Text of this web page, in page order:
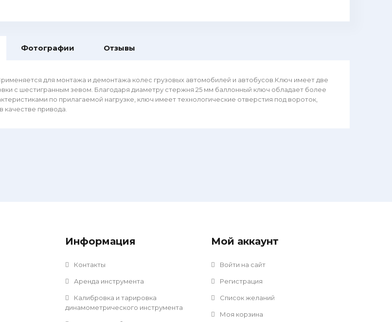
Фотографии Отзывы
для монтажа и демонтажа колес грузовых автомобилей и автобусов.Ключ имеет две
с шестигранным зевом. Благодаря диаметру стержня 25 мм баллонный ключ обладает более
по прилагаемой нагрузке, ключ имеет технологические отверстия под вороток,
качестве привода.
Информация
Контакты
Аренда инструмента
Калибровка и тарировка
динамометрического инструмента
Мой аккаунт
Войти на сайт
Регистрация
Список желаний
Моя корзина